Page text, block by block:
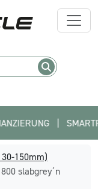
|   SMARTFIT
150mm)
slabgrey´n